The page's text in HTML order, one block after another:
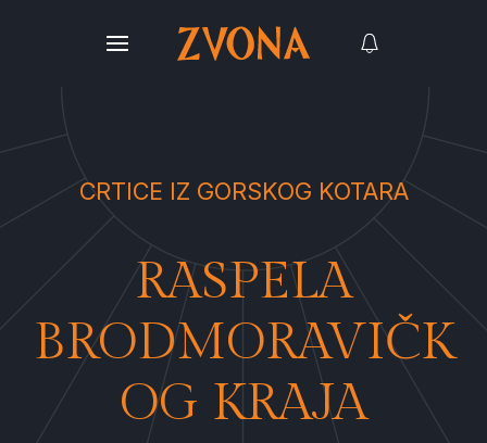
CRTICE IZ GORSKOG KOTARA
RASPELA
BRODMORAVIČK
OG KRAJA